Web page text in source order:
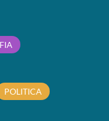
POLITICA